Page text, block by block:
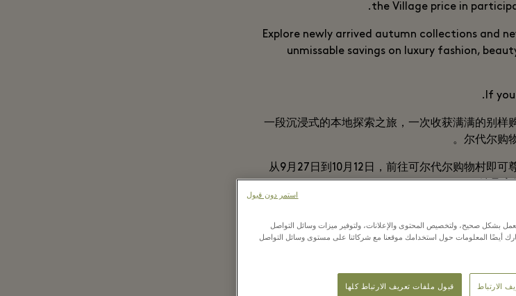
the Village price in
Explore newly arrived autumn collections and
unmissable savings on luxury fashion,
If
一段沉浸式的本地探索之旅，一次收获满满的别样
尔代尔购
从9月27日到10月12日，前往可尔代尔购物村即可
بشكل صحيح، ولتخصيص المحتوى والإعلانات، ولتوفير ميزات وسائل التواصل
أيضًا المعلومات حول استخدامك موقعنا مع شركائنا على مستوى وسائل التواصل
الارتباط قبول ملفات تعريف الارتباط كلها
استمر دون قبول